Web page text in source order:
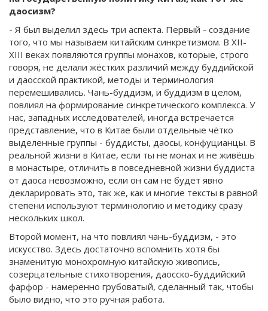
даосизм?
- Я был выделил здесь три аспекта. Первый - создание
того, что мы называем китайским синкретизмом. В XII-
XIII веках появляются группы монахов, которые, строго
говоря, не делали жёстких различий между буддийской
и даосской практикой, методы и терминология
перемешивались. Чань-буддизм, и буддизм в целом,
повлиял на формирование синкретического комплекса. У
нас, западных исследователей, иногда встречается
представление, что в Китае были отдельные чётко
выделенные группы - буддисты, даосы, конфуцианцы. В
реальной жизни в Китае, если ты не монах и не живёшь
в монастыре, отличить в повседневной жизни буддиста
от даоса невозможно, если он сам не будет явно
декларировать это, так же, как и многие тексты в равной
степени используют терминологию и методику сразу
нескольких школ.
Второй момент, на что повлиял чань-буддизм, - это
искусство. Здесь достаточно вспомнить хотя бы
знаменитую монохромную китайскую живопись,
созерцательные стихотворения, даосско-буддийский
фарфор - намеренно грубоватый, сделанный так, чтобы
было видно, что это ручная работа.